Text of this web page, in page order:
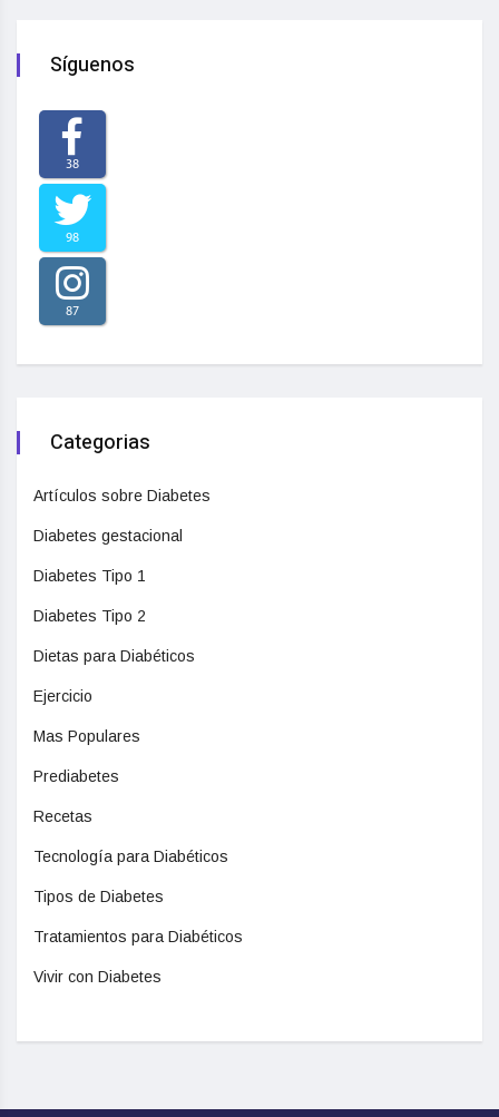
Síguenos
38
98
87
Categorias
Artículos sobre Diabetes
Diabetes gestacional
Diabetes Tipo 1
Diabetes Tipo 2
Dietas para Diabéticos
Ejercicio
Mas Populares
Prediabetes
Recetas
Tecnología para Diabéticos
Tipos de Diabetes
Tratamientos para Diabéticos
Vivir con Diabetes